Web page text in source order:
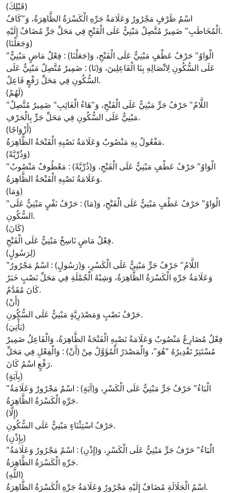
(قَبْلِكَ)
اسْمُ ظَرْفٍ مَجْرُورٌ وَعَلَامَةُ جَرِّهِ الْكَسْرَةُ الظَّاهِرَةُ، وَ"كَافُ
الْمُخَاطَبِ" ضَمِيرٌ مُتَّصِلٌ مَبْنِيٌّ عَلَى الْفَتْحِ فِي مَحَلِّ جَرٍّ مُضَافٌ إِلَيْهِ.
(وَجَعَلْنَا)
"
الْوَاوُ" حَرْفُ عَطْفٍ مَبْنِيٌّ عَلَى الْفَتْحِ، وَ(جَعَلْنَا) : فِعْلٌ مَاضٍ مَبْنِيٌّ
عَلَى السُّكُونِ لِاتِّصَالِهِ بِنَا الْفَاعِلِينَ، وَ(نَا) : ضَمِيرٌ مُتَّصِلٌ مَبْنِيٌّ عَلَى
السُّكُونِ فِي مَحَلِّ رَفْعٍ فَاعِلٌ.
(لَهُمْ)
"
اللَّامُ" حَرْفُ جَرٍّ مَبْنِيٌّ عَلَى الْفَتْحِ، وَ"هَاءُ الْغَائِبِ" ضَمِيرٌ مُتَّصِلٌ
مَبْنِيٌّ عَلَى السُّكُونِ فِي مَحَلِّ جَرٍّ بِالْحَرْفِ.
(أَزْوَاجًا)
مَفْعُولٌ بِهِ مَنْصُوبٌ وَعَلَامَةُ نَصْبِهِ الْفَتْحَةُ الظَّاهِرَةُ.
(وَذُرِّيَّةً)
"
الْوَاوُ" حَرْفُ عَطْفٍ مَبْنِيٌّ عَلَى الْفَتْحِ، وَ(ذُرِّيَّةً) : مَعْطُوفٌ مَنْصُوبٌ
وَعَلَامَةُ نَصْبِهِ الْفَتْحَةُ الظَّاهِرَةُ.
(وَمَا)
"
الْوَاوُ" حَرْفُ عَطْفٍ مَبْنِيٌّ عَلَى الْفَتْحِ، وَ(مَا) : حَرْفُ نَفْيٍ مَبْنِيٌّ عَلَى
السُّكُونِ.
(كَانَ)
فِعْلٌ مَاضٍ نَاسِخٌ مَبْنِيٌّ عَلَى الْفَتْحِ.
(لِرَسُولٍ)
"
اللَّامُ" حَرْفُ جَرٍّ مَبْنِيٌّ عَلَى الْكَسْرِ، وَ(رَسُولٍ) : اسْمٌ مَجْرُورٌ
وَعَلَامَةُ جَرِّهِ الْكَسْرَةُ الظَّاهِرَةُ، وَشِبْهُ الْجُمْلَةِ فِي مَحَلِّ نَصْبٍ خَبَرُ
كَانَ مُقَدَّمٌ.
(أَنْ)
حَرْفُ نَصْبٍ وَمَصْدَرِيَّةٍ مَبْنِيٌّ عَلَى السُّكُونِ.
(يَأْتِيَ)
فِعْلٌ مُضَارِعٌ مَنْصُوبٌ وَعَلَامَةُ نَصْبِهِ الْفَتْحَةُ الظَّاهِرَةُ، وَالْفَاعِلُ ضَمِيرٌ
مُسْتَتِرٌ تَقْدِيرُهُ "هُوَ"، وَالْمَصْدَرُ الْمُؤَوَّلُ مِنْ (أَنْ) : وَالْفِعْلِ فِي مَحَلِّ
رَفْعٍ اسْمُ كَانَ.
(بِآيَةٍ)
"
الْبَاءُ" حَرْفُ جَرٍّ مَبْنِيٌّ عَلَى الْكَسْرِ، وَ(آيَةٍ) : اسْمٌ مَجْرُورٌ وَعَلَامَةُ
جَرِّهِ الْكَسْرَةُ الظَّاهِرَةُ.
(إِلَّا)
حَرْفُ اسْتِثْنَاءٍ مَبْنِيٌّ عَلَى السُّكُونِ.
(بِإِذْنِ)
"
الْبَاءُ" حَرْفُ جَرٍّ مَبْنِيٌّ عَلَى الْكَسْرِ، وَ(إِذْنِ) : اسْمٌ مَجْرُورٌ وَعَلَامَةُ
جَرِّهِ الْكَسْرَةُ الظَّاهِرَةُ.
(اللَّهِ)
اسْمُ الْجَلَالَةِ مُضَافٌ إِلَيْهِ مَجْرُورٌ وَعَلَامَةُ جَرِّهِ الْكَسْرَةُ الظَّاهِرَةُ.